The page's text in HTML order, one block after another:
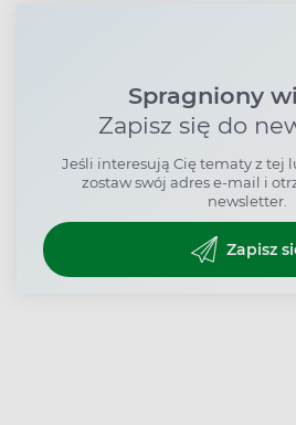
Spragniony
Zapisz się do
Jeśli interesują Cię tematy z tej
zostaw swój adres e-mail i
newsletter.
Zapisz